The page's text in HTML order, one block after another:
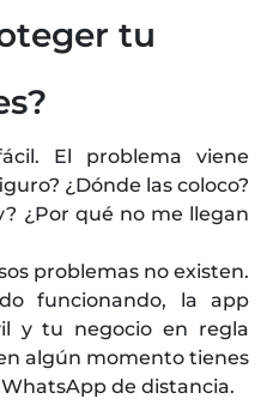
tu
El problema viene
¿Dónde las coloco?
¿Por qué no me llegan
problemas no existen.
funcionando, la app
y tu negocio en regla
algún momento tienes
de distancia.